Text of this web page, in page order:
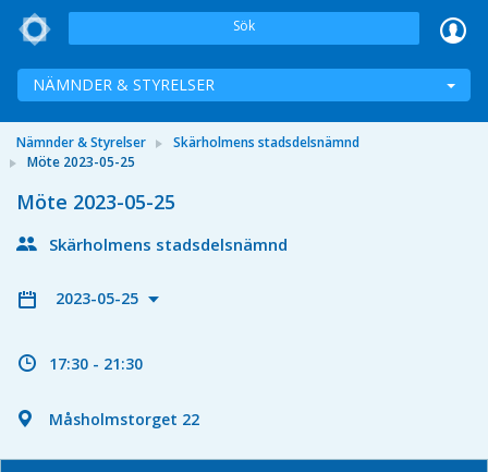
Sök
NÄMNDER & STYRELSER
Nämnder & Styrelser
Skärholmens stadsdelsnämnd
Möte 2023-05-25
Möte 2023-05-25
Skärholmens stadsdelsnämnd
2023-05-25
17:30 - 21:30
Måsholmstorget 22